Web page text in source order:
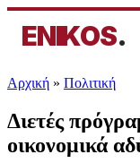
ENIKOS.
Αρχική » Πολιτική
Διετές
οικονομικά